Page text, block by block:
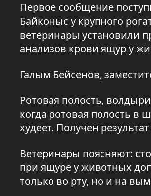
Первое сообщение
Байконыс у крупного
ветеринары установили
анализов крови ящур у
Галым Бейсенов,
Ротовая полость,
когда ротовая полость в
худеет. Получен
Ветеринары поясняют:
при ящуре у животных
только во рту, но и на